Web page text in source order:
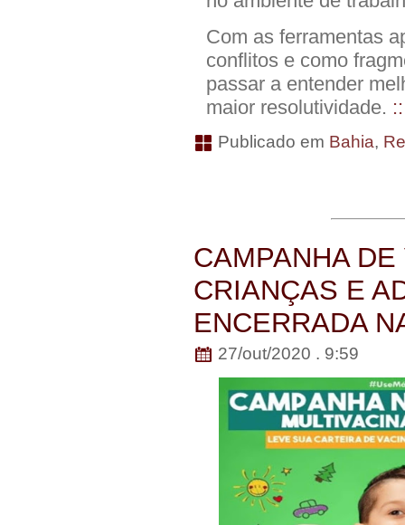
Com as ferramentas
conflitos e como
passar a entender
maior resolutividade.
Publicado em Bahia,
CAMPANHA
CRIANÇAS E
ENCERRADA
27/out/2020 . 9:59